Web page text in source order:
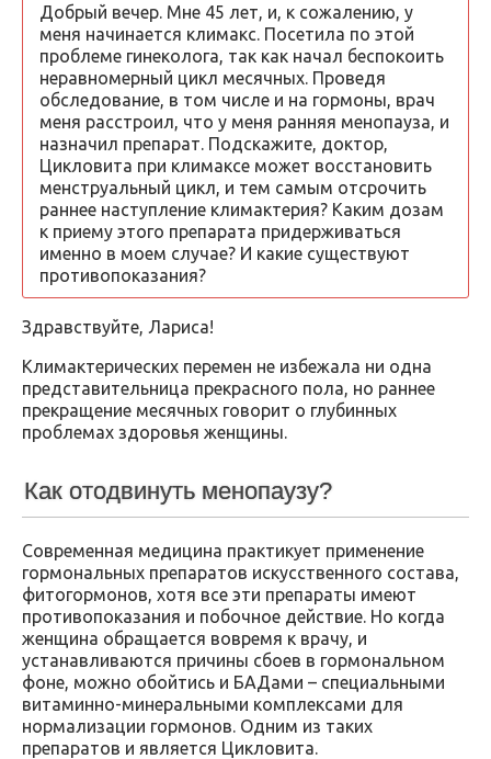
Добрый вечер. Мне 45 лет, и, к сожалению, у
меня начинается климакс. Посетила по этой
проблеме гинеколога, так как начал беспокоить
неравномерный цикл месячных. Проведя
обследование, в том числе и на гормоны, врач
меня расстроил, что у меня ранняя менопауза, и
назначил препарат. Подскажите, доктор,
Цикловита при климаксе может восстановить
менструальный цикл, и тем самым отсрочить
раннее наступление климактерия? Каким дозам
к приему этого препарата придерживаться
именно в моем случае? И какие существуют
противопоказания?
Здравствуйте, Лариса!
Климактерических перемен не избежала ни одна
представительница прекрасного пола, но раннее
прекращение месячных говорит о глубинных
проблемах здоровья женщины.
Как отодвинуть менопаузу?
Современная медицина практикует применение
гормональных препаратов искусственного состава,
фитогормонов, хотя все эти препараты имеют
противопоказания и побочное действие. Но когда
женщина обращается вовремя к врачу, и
устанавливаются причины сбоев в гормональном
фоне, можно обойтись и БАДами – специальными
витаминно-минеральными комплексами для
нормализации гормонов. Одним из таких
препаратов и является Цикловита.